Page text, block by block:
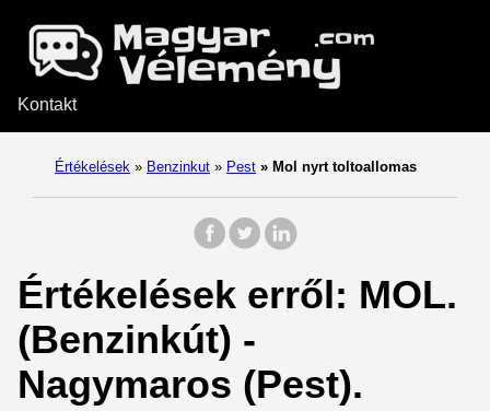
Kontakt
Értékelések » Benzinkut » Pest » Mol nyrt toltoallomas
Értékelések erről: MOL.
(Benzinkút) -
Nagymaros (Pest).